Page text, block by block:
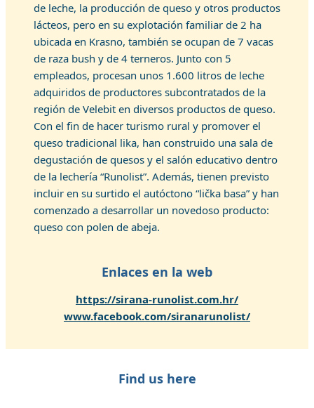
de leche, la producción de queso y otros productos
lácteos, pero en su explotación familiar de 2 ha
ubicada en Krasno, también se ocupan de 7 vacas
de raza bush y de 4 terneros. Junto con 5
empleados, procesan unos 1.600 litros de leche
adquiridos de productores subcontratados de la
región de Velebit en diversos productos de queso.
Con el fin de hacer turismo rural y promover el
queso tradicional lika, han construido una sala de
degustación de quesos y el salón educativo dentro
de la lechería “Runolist”. Además, tienen previsto
incluir en su surtido el autóctono “lička basa” y han
comenzado a desarrollar un novedoso producto:
queso con polen de abeja.
Enlaces en la web
https://sirana-runolist.com.hr/
www.facebook.com/siranarunolist/
Find us here